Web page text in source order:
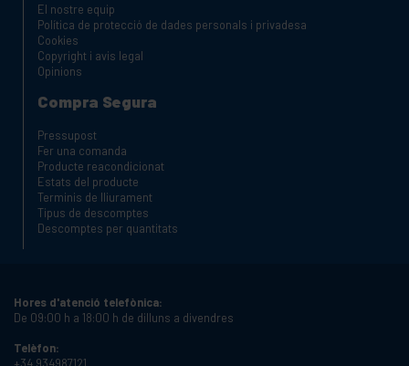
El nostre equip
Política de protecció de dades personals i privadesa
Cookies
Copyright i avis legal
Opinions
Compra Segura
Pressupost
Fer una comanda
Producte reacondicionat
Estats del producte
Terminis de lliurament
Tipus de descomptes
Descomptes per quantitats
Hores d'atenció telefònica:
De 09:00 h a 18:00 h de dilluns a divendres
Telèfon:
+34 934987121